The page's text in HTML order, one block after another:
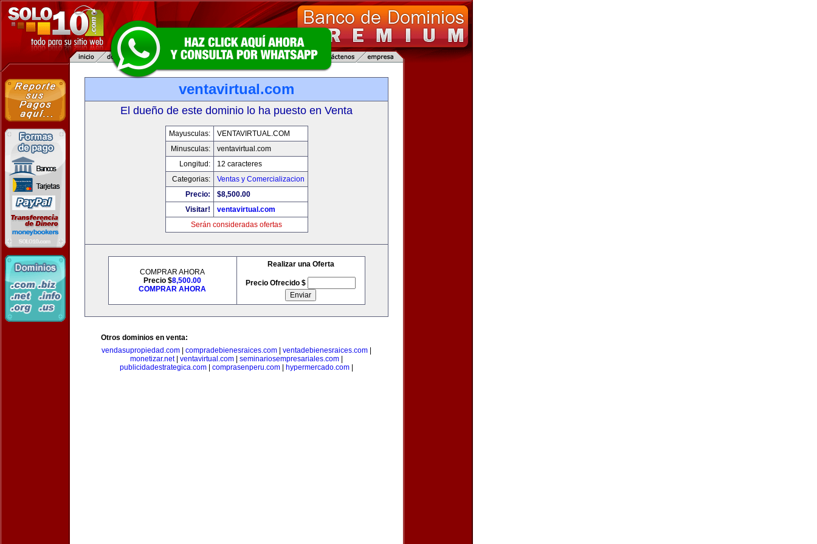
ventavirtual.com
El dueño de este dominio lo ha puesto en Venta
Mayusculas:
VENTAVIRTUAL.COM
Minusculas:
ventavirtual.com
Longitud:
12 caracteres
Categorias:
Ventas y Comercializacion
Precio:
$8,500.00
Visitar!
ventavirtual.com
Serán consideradas ofertas
COMPRAR AHORA
Precio $8,500.00
COMPRAR AHORA
Realizar una Oferta
Precio Ofrecido $
Otros dominios en venta:
vendasupropiedad.com
compradebienesraices.com ventadebienesraices.com
monetizar.net| ventavirtual.com seminariosempresariales.com
publicidadestrategica.com
comprasenperu.com hypermercado.com